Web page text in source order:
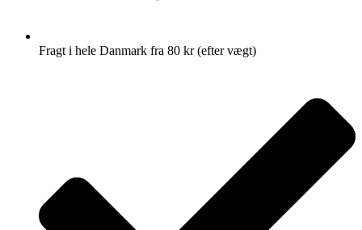
Fragt i hele Danmark fra 80 kr (efter vægt)